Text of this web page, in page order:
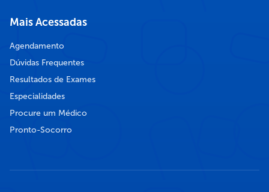
Mais Acessadas
Agendamento
Dúvidas Frequentes
Resultados de Exames
Especialidades
Procure um Médico
Pronto-Socorro